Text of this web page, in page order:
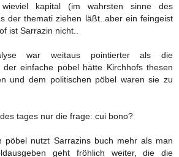
wieviel kapital (im wahrsten sinne des
der themati ziehen läßt..aber ein feingeist
ist Sarrazin nicht..
war weitaus pointierter als die
der einfache pöbel hätte Kirchhofs thesen
und dem politischen pöbel waren sie zu
tages nur die frage: cui bono?
pöbel nutzt Sarrazins buch mehr als man
geht fröhlich weiter, die die